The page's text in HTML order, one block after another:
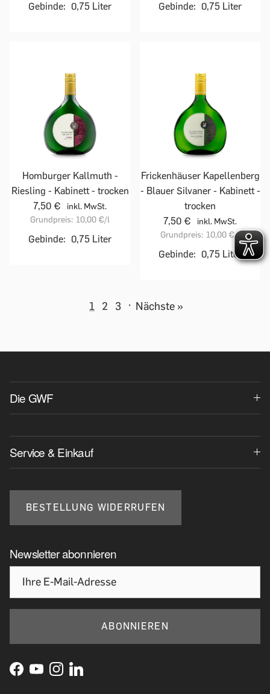
Gebinde: 0,75 Liter Gebinde: 0,75 Liter
Homburger Kallmuth -
Riesling - Kabinett - trocken
7,50 €
inkl. MwSt.
Grundpreis: 10,00 €/l
Gebinde: 0,75 Liter
Frickenhäuser Kapellenberg
- Blauer Silvaner - Kabinett -
trocken
7,50 €
inkl. MwSt.
Grundpreis: 10,00 €/l
Gebinde: 0,75 Liter
1 2 3 · Nächste »
Die GWF
Service & Einkauf
BESTELLUNG WIDERRUFEN
Newsletter abonnieren
ABONNIEREN